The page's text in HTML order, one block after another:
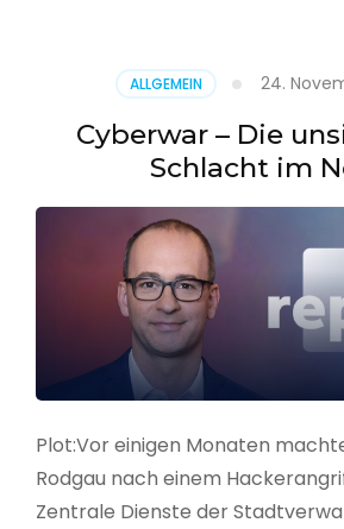
ALLGEMEIN 24.
Cyberwar – Die
Schlacht im
Plot:Vor einigen Monaten
Rodgau nach einem
Zentrale Dienste der